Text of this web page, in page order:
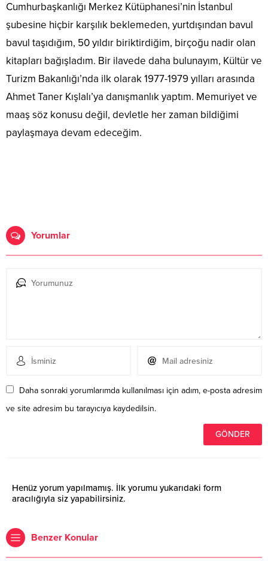
Cumhurbaşkanlığı Merkez Kütüphanesi’nin İstanbul
şubesine hiçbir karşılık beklemeden, yurtdışından bavul
bavul taşıdığım, 50 yıldır biriktirdiğim, birçoğu nadir olan
kitapları bağışladım. Bir ilavede daha bulunayım, Kültür ve
Turizm Bakanlığı’nda ilk olarak 1977-1979 yılları arasında
Ahmet Taner Kışlalı’ya danışmanlık yaptım. Memuriyet ve
maaş söz konusu değil, devletle her zaman bildiğimi
paylaşmaya devam edeceğim.
Yorumlar
Daha sonraki yorumlarımda kullanılması için adım, e-posta adresim
ve site adresim bu tarayıcıya kaydedilsin.
Henüz yorum yapılmamış. İlk yorumu yukarıdaki form
aracılığıyla siz yapabilirsiniz.
Benzer Konular